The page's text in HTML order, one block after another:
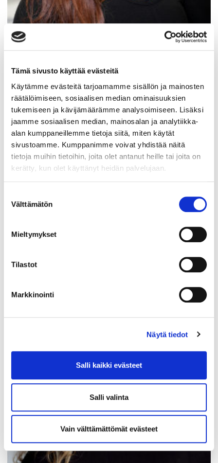
Tämä sivusto käyttää evästeitä
Käytämme evästeitä tarjoamamme sisällön ja mainosten
räätälöimiseen, sosiaalisen median ominaisuuksien
tukemiseen ja kävijämäärämme analysoimiseen. Lisäksi
jaamme sosiaalisen median, mainosalan ja analytiikka-
alan kumppaneillemme tietoja siitä, miten käytät
sivustoamme. Kumppanimme voivat yhdistää näitä
tietoja muihin tietoihin, joita olet antanut heille tai joita on
kerätty, kun olet käyttänyt heidän palvelujaan.
valinta
Välttämätön
Mieltymykset
Tilastot
Markkinointi
Näytä tiedot
Salli kaikki evästeet
Salli valinta
Vain välttämättömät evästeet